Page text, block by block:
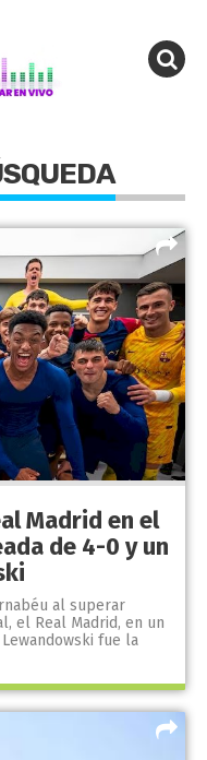
Madrid en el
de 4-0 y un
al superar
el Real Madrid, en un
fue la